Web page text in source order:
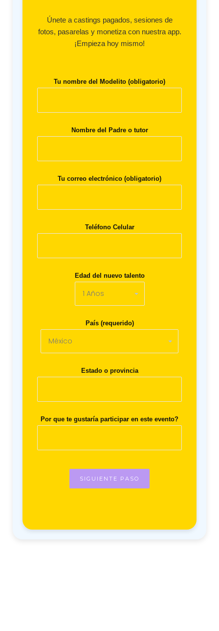
Únete a castings pagados, sesiones de
fotos, pasarelas y monetiza con nuestra app.
¡Empieza hoy mismo!
Tu nombre del Modelito (obligatorio)
Nombre del Padre o tutor
Tu correo electrónico (obligatorio)
Teléfono Celular
Edad del nuevo talento
País (requerido)
Estado o provincia
Por que te gustaría participar en este evento?